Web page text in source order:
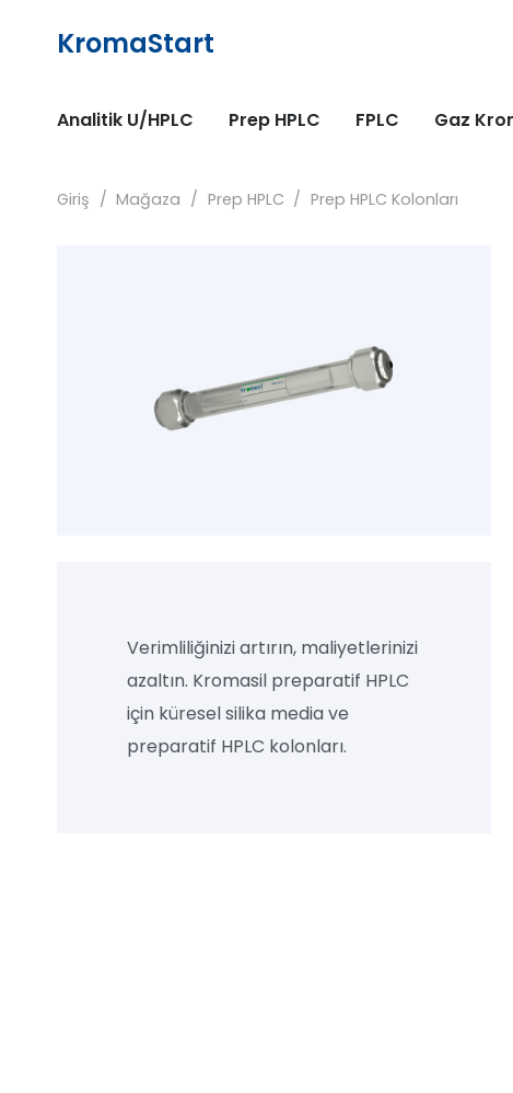
KromaStart
Analitik U/HPLC Prep HPLC FPLC Gaz
Giriş / Mağaza / Prep HPLC / Prep HPLC Kolonları
Verimliliğinizi artırın, maliyetlerinizi
azaltın. Kromasil preparatif HPLC
için küresel silika media ve
preparatif HPLC kolonları.